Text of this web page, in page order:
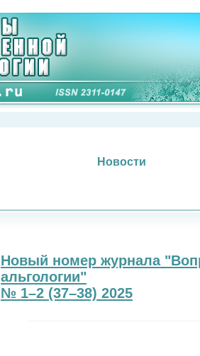
Новости
Новый номер журнала
альгологии"
№ 1–2 (37–38) 2025